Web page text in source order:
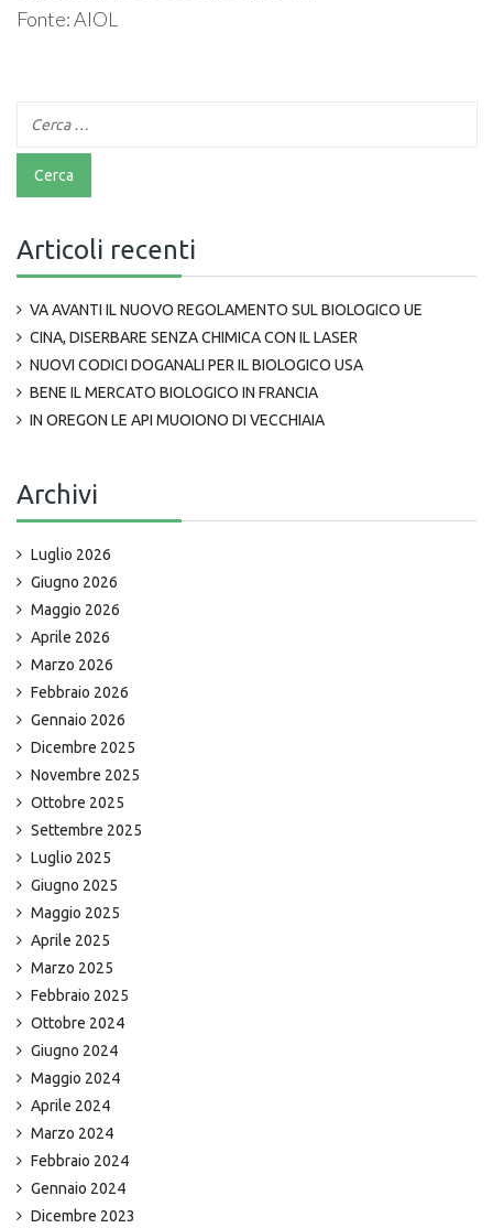
Fonte: AIOL
Articoli recenti
VA AVANTI IL NUOVO REGOLAMENTO SUL BIOLOGICO UE
CINA, DISERBARE SENZA CHIMICA CON IL LASER
NUOVI CODICI DOGANALI PER IL BIOLOGICO USA
BENE IL MERCATO BIOLOGICO IN FRANCIA
IN OREGON LE API MUOIONO DI VECCHIAIA
Archivi
Luglio 2026
Giugno 2026
Maggio 2026
Aprile 2026
Marzo 2026
Febbraio 2026
Gennaio 2026
Dicembre 2025
Novembre 2025
Ottobre 2025
Settembre 2025
Luglio 2025
Giugno 2025
Maggio 2025
Aprile 2025
Marzo 2025
Febbraio 2025
Ottobre 2024
Giugno 2024
Maggio 2024
Aprile 2024
Marzo 2024
Febbraio 2024
Gennaio 2024
Dicembre 2023